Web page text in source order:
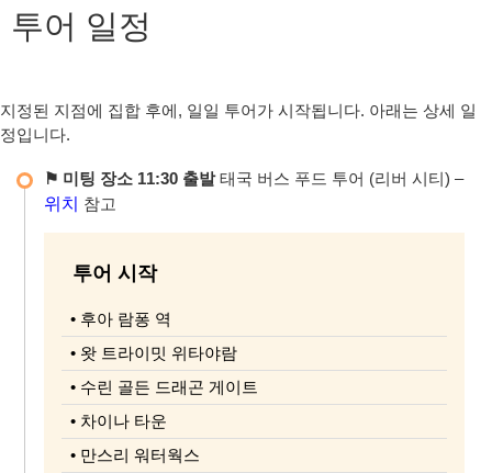
투어 일정
지정된 지점에 집합 후에, 일일 투어가 시작됩니다. 아래는 상세 일
정입니다.
⚑ 미팅 장소 11:30 출발태국 버스 푸드 투어 (리버 시티) –
위치
참고
투어 시작
• 후아 람퐁 역
• 왓 트라이밋 위타야람
• 수린 골든 드래곤 게이트
• 차이나 타운
• 만스리 워터웍스